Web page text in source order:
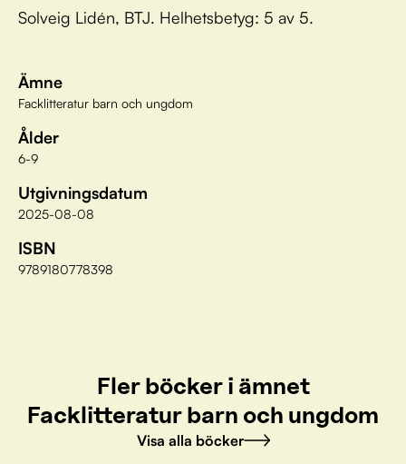
Solveig Lidén, BTJ. Helhetsbetyg: 5 av 5.
Ämne
Facklitteratur barn och ungdom
Ålder
6-9
Utgivningsdatum
2025-08-08
ISBN
9789180778398
Fler böcker i ämnet
Facklitteratur barn och ungdom
Visa alla böcker